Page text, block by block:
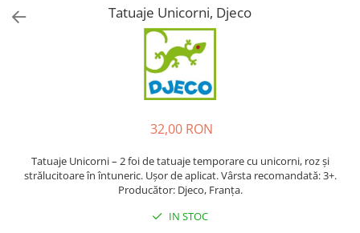
Tatuaje Unicorni, Djeco
32,00 RON
Tatuaje Unicorni – 2 foi de tatuaje temporare cu unicorni, roz și
strălucitoare în întuneric. Ușor de aplicat. Vârsta recomandată: 3+.
Producător: Djeco, Franța.
IN STOC